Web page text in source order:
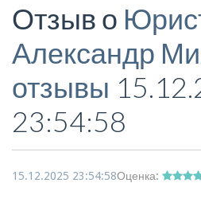
Красота Здоровье Остальное
Отзыв о
Александр
отзывы
23:54:58
15.12.2025 23:54:58Оценка: